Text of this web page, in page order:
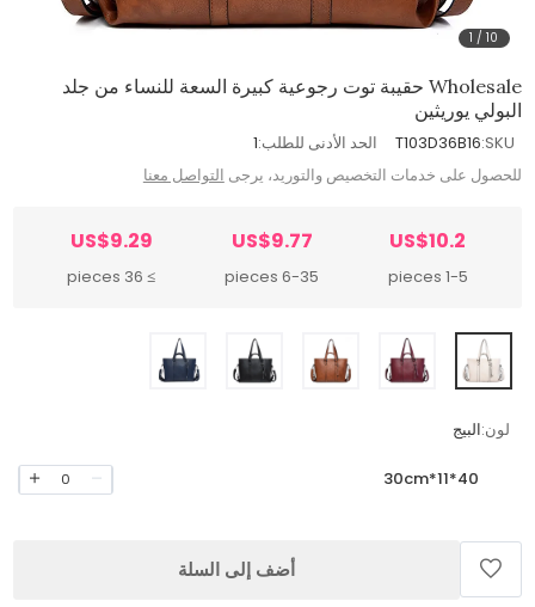
1 /10
Wholesale حقيبة توت رجوعية كبيرة السعة للنساء من جلد
البولي يوريثين
SKU:
T103D36B16 الحد الأدنى للطلب:1
للحصول على خدمات التخصيص والتوريد، يرجى التواصل معنا
US$10.2
1-5 pieces
US$9.77
6-35 pieces
US$9.29
≥ 36 pieces
لون:البيج
40*11*30cm
0
أضف إلى السلة